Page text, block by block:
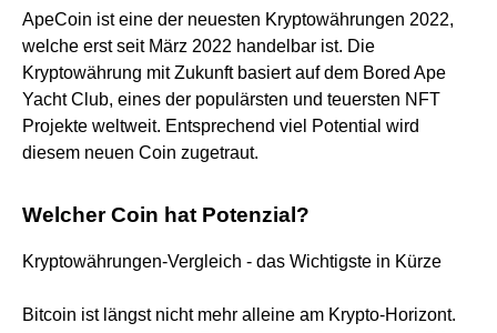
ApeCoin ist eine der neuesten Kryptowährungen 2022,
welche erst seit März 2022 handelbar ist. Die
Kryptowährung mit Zukunft basiert auf dem Bored Ape
Yacht Club, eines der populärsten und teuersten NFT
Projekte weltweit. Entsprechend viel Potential wird
diesem neuen Coin zugetraut.
Welcher Coin hat Potenzial?
Kryptowährungen-Vergleich - das Wichtigste in Kürze
Bitcoin ist längst nicht mehr alleine am Krypto-Horizont.